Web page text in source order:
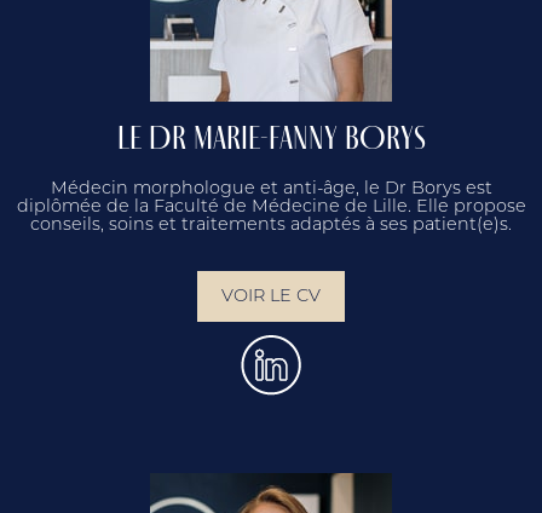
LE DR MARIE-FANNY BORYS
Médecin morphologue et anti-âge, le Dr Borys est
diplômée de la Faculté de Médecine de Lille. Elle propose
conseils, soins et traitements adaptés à ses patient(e)s.
VOIR LE CV